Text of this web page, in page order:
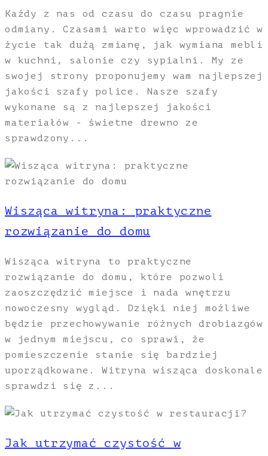
Każdy z nas od czasu do czasu pragnie
odmiany. Czasami warto więc wprowadzić w
życie tak dużą zmianę, jak wymiana mebli
w kuchni, salonie czy sypialni. My ze
swojej strony proponujemy wam najlepszej
jakości szafy police. Nasze szafy
wykonane są z najlepszej jakości
materiałów - świetne drewno ze
sprawdzony...
Wisząca witryna: praktyczne
rozwiązanie do domu
Wisząca witryna to praktyczne
rozwiązanie do domu, które pozwoli
zaoszczędzić miejsce i nada wnętrzu
nowoczesny wygląd. Dzięki niej możliwe
będzie przechowywanie różnych drobiazgów
w jednym miejscu, co sprawi, że
pomieszczenie stanie się bardziej
uporządkowane. Witryna wisząca doskonale
sprawdzi się z...
Jak utrzymać czystość w